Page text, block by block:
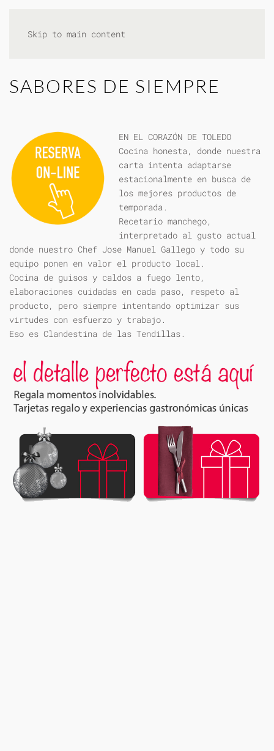
Skip to main content
SABORES DE SIEMPRE
EN EL CORAZÓN DE TOLEDO
Cocina honesta, donde nuestra
carta intenta adaptarse
estacionalmente en busca de
los mejores productos de
temporada.
Recetario manchego,
interpretado al gusto actual
donde nuestro Chef Jose Manuel Gallego y todo su
equipo ponen en valor el producto local.
Cocina de guisos y caldos a fuego lento,
elaboraciones cuidadas en cada paso, respeto al
producto, pero siempre intentando optimizar sus
virtudes con esfuerzo y trabajo.
Eso es Clandestina de las Tendillas.